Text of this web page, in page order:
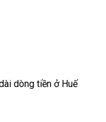
dòng tiền ở Huế